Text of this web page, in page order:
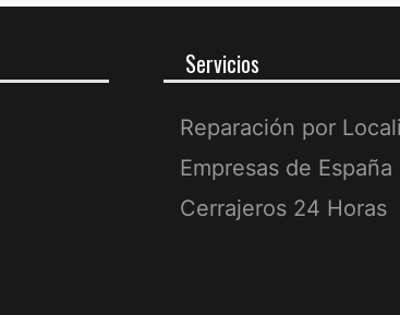
Servicios
Reparación por
Empresas de España
Cerrajeros 24 Horas